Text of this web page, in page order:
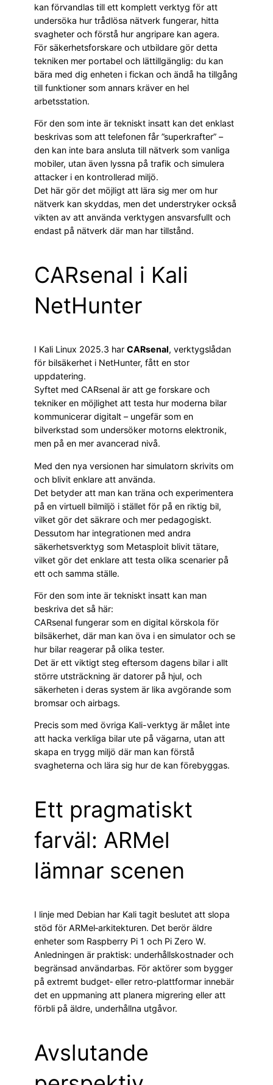
kan förvandlas till ett komplett verktyg för att
undersöka hur trådlösa nätverk fungerar, hitta
svagheter och förstå hur angripare kan agera.
För säkerhetsforskare och utbildare gör detta
tekniken mer portabel och lättillgänglig: du kan
bära med dig enheten i fickan och ändå ha tillgång
till funktioner som annars kräver en hel
arbetsstation.
För den som inte är tekniskt insatt kan det enklast
beskrivas som att telefonen får ”superkrafter” –
den kan inte bara ansluta till nätverk som vanliga
mobiler, utan även lyssna på trafik och simulera
attacker i en kontrollerad miljö.
Det här gör det möjligt att lära sig mer om hur
nätverk kan skyddas, men det understryker också
vikten av att använda verktygen ansvarsfullt och
endast på nätverk där man har tillstånd.
CARsenal i Kali
NetHunter
I Kali Linux 2025.3 har CARsenal, verktygslådan
för bilsäkerhet i NetHunter, fått en stor
uppdatering.
Syftet med CARsenal är att ge forskare och
tekniker en möjlighet att testa hur moderna bilar
kommunicerar digitalt – ungefär som en
bilverkstad som undersöker motorns elektronik,
men på en mer avancerad nivå.
Med den nya versionen har simulatorn skrivits om
och blivit enklare att använda.
Det betyder att man kan träna och experimentera
på en virtuell bilmiljö i stället för på en riktig bil,
vilket gör det säkrare och mer pedagogiskt.
Dessutom har integrationen med andra
säkerhetsverktyg som Metasploit blivit tätare,
vilket gör det enklare att testa olika scenarier på
ett och samma ställe.
För den som inte är tekniskt insatt kan man
beskriva det så här:
CARsenal fungerar som en digital körskola för
bilsäkerhet, där man kan öva i en simulator och se
hur bilar reagerar på olika tester.
Det är ett viktigt steg eftersom dagens bilar i allt
större utsträckning är datorer på hjul, och
säkerheten i deras system är lika avgörande som
bromsar och airbags.
Precis som med övriga Kali-verktyg är målet inte
att hacka verkliga bilar ute på vägarna, utan att
skapa en trygg miljö där man kan förstå
svagheterna och lära sig hur de kan förebyggas.
Ett pragmatiskt
farväl: ARMel
lämnar scenen
I linje med Debian har Kali tagit beslutet att slopa
stöd för ARMel‑arkitekturen. Det berör äldre
enheter som Raspberry Pi 1 och Pi Zero W.
Anledningen är praktisk: underhållskostnader och
begränsad användarbas. För aktörer som bygger
på extremt budget‑ eller retro‑plattformar innebär
det en uppmaning att planera migrering eller att
förbli på äldre, underhållna utgåvor.
Avslutande